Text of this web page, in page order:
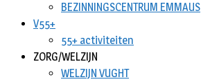
BEZINNINGSCENTRUM EMMAUS
V55+
55+ activiteiten
ZORG/WELZIJN
WELZIJN VUGHT